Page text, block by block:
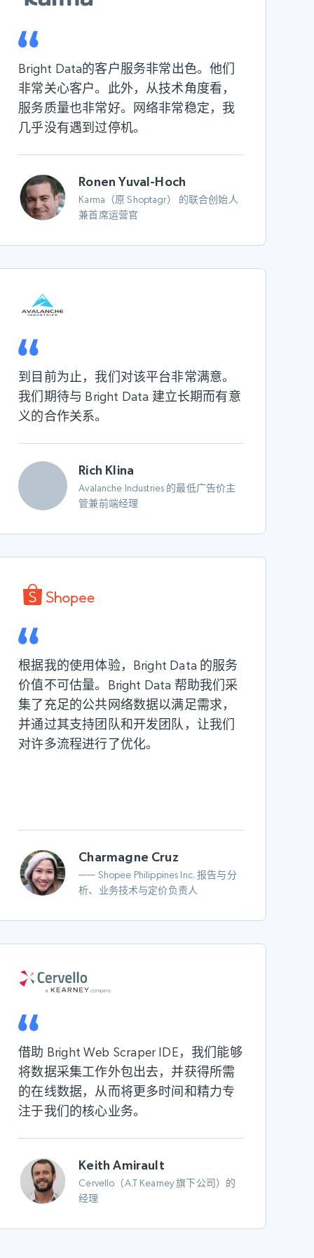
Bright Data的客户服务非常出色。他们
非常关心客户。此外，从技术角度看，
服务质量也非常好。网络非常稳定，我
几乎没有遇到过停机。
Ronen Yuval-Hoch
Karma（原 Shoptagr） 的联合创始人
兼首席运营官
到目前为止，我们对该平台非常满意。
我们期待与 Bright Data 建立长期而有意
义的合作关系。
Rich Klina
Avalanche Industries 的最低广告价主
管兼前端经理
根据我的使用体验，Bright Data 的服务
价值不可估量。Bright Data 帮助我们采
集了充足的公共网络数据以满足需求，
并通过其支持团队和开发团队，让我们
对许多流程进行了优化。
Charmagne Cruz
—— Shopee Philippines Inc. 报告与分
析、业务技术与定价负责人
借助 Bright Web Scraper IDE，我们能够
将数据采集工作外包出去，并获得所需
的在线数据，从而将更多时间和精力专
注于我们的核心业务。
Keith Amirault
Cervello（A.T Kearney 旗下公司）的
经理